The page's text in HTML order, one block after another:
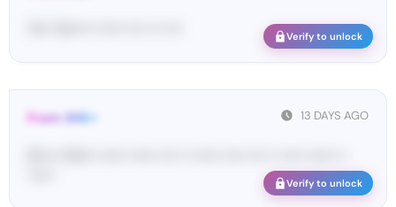
Verify to unlock
13 DAYS AGO
From: SHE••
Verify to unlock